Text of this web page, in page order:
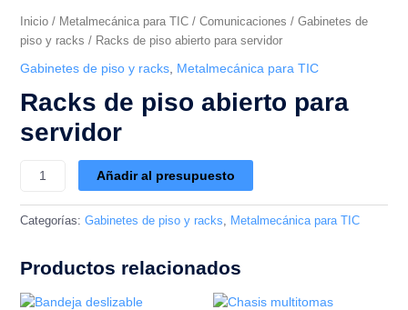
Inicio/ Metalmecánica para TIC/ Comunicaciones / Gabinetes de
piso y racks / Racks de piso abierto para servidor
Gabinetes de piso y racks, Metalmecánica para TIC
Racks de piso abierto para
servidor
Añadir al presupuesto
Categorías: Gabinetes de piso y racks Metalmecánica para TIC
Productos relacionados